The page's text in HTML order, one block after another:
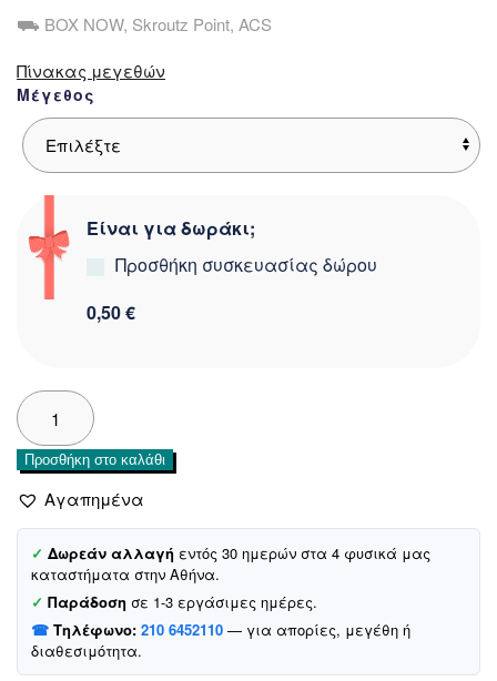
5,00 €.
⛟ BOX NOW, Skroutz Point, ACS
Πίνακας μεγεθών
Μέγεθος
Είναι για δωράκι;
Προσθήκη συσκευασίας δώρου
0,50 €
Biyo
Kids
παιδικό
μποξεράκι
«Ecru
Socker
Team»
ποσότητα
Προσθήκη στο καλάθι
Αγαπημένα
✓ Δωρεάν αλλαγή εντός 30 ημερών στα 4 φυσικά μας
καταστήματα στην Αθήνα.
✓ Παράδοση σε 1-3 εργάσιμες ημέρες.
☎ Τηλέφωνο: 210 6452110 — για απορίες, μεγέθη ή
διαθεσιμότητα.